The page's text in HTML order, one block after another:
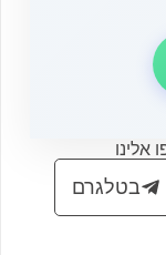
אלינו
בטלגרם